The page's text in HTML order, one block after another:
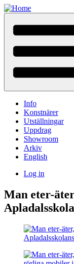
Skip
to
main
content
Info
Konstnärer
Utställningar
Uppdrag
Showroom
Arkiv
English
menu
Log in
Man eter-